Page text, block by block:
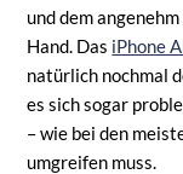
und dem
Hand. Das iPhone
natürlich nochmal
es sich sogar
– wie bei den
umgreifen muss.